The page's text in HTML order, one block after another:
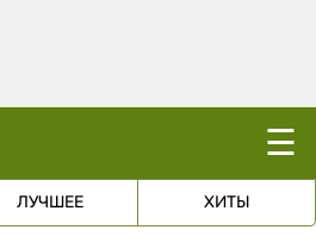
☰
ЛУЧШЕЕ ХИТЫ